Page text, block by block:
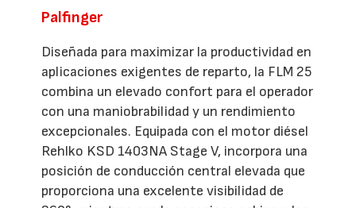
Palfinger
Diseñada para maximizar la productividad en
aplicaciones exigentes de reparto, la FLM 25
combina un elevado confort para el operador
con una maniobrabilidad y un rendimiento
excepcionales. Equipada con el motor diésel
Rehlko KSD 1403NA Stage V, incorpora una
posición de conducción central elevada que
proporciona una excelente visibilidad de